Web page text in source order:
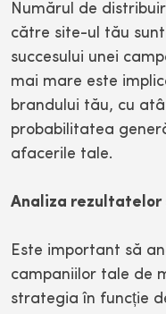
Numărul de
către site-ul tău
succesului unei
mai mare este
brandului tău, cu
probabilitatea
afacerile tale.
Analiza
Este important să
campaniilor tale de
strategia în funcție